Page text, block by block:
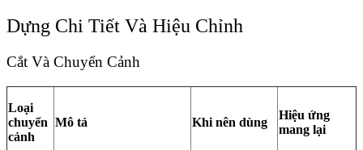
Dựng Chi Tiết Và Hiệu Chỉnh
Cắt Và Chuyển Cảnh
Loại
chuyển
cảnh
Mô tả Khi nên dùng
Hiệu ứng
mang lại